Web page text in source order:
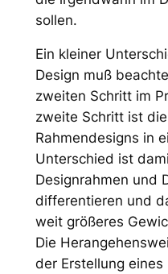
sollen.
Ein kleiner
Design muß
zweiten Schritt im
zweite Schritt ist
Rahmendesigns in
Unterschied ist
Designrahmen und
differentieren und
weit größeres
Die
der Erstellung